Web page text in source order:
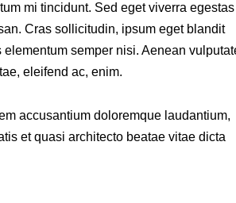
mi tincidunt. Sed eget viverra egestas
Cras sollicitudin, ipsum eget blandit
semper nisi. Aenean
eleifend ac, enim.
accusantium doloremque laudantium,
et quasi architecto beatae vitae dicta